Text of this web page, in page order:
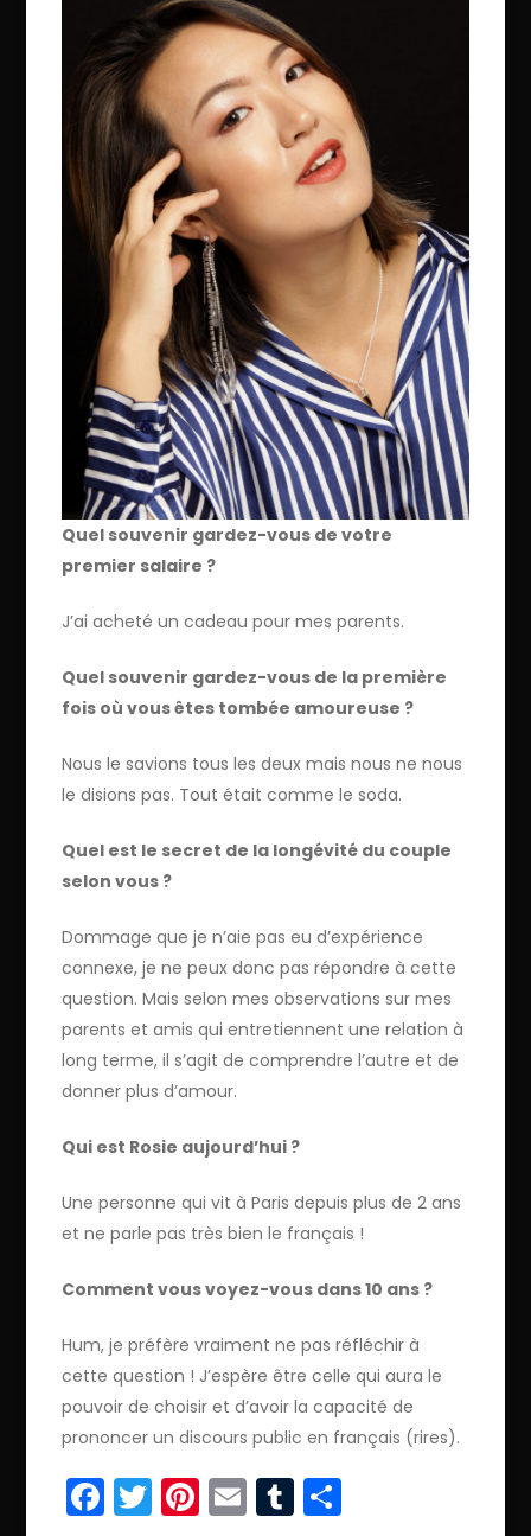
Quel souvenir gardez-vous de votre
premier salaire ?
J’ai acheté un cadeau pour mes parents.
Quel souvenir gardez-vous de la première
fois où vous êtes tombée amoureuse ?
Nous le savions tous les deux mais nous ne nous
le disions pas. Tout était comme le soda.
Quel est le secret de la longévité du couple
selon vous ?
Dommage que je n’aie pas eu d’expérience
connexe, je ne peux donc pas répondre à cette
question. Mais selon mes observations sur mes
parents et amis qui entretiennent une relation à
long terme, il s’agit de comprendre l’autre et de
donner plus d’amour.
Qui est Rosie aujourd’hui ?
Une personne qui vit à Paris depuis plus de 2 ans
et ne parle pas très bien le français !
Comment vous voyez-vous dans 10 ans ?
Hum, je préfère vraiment ne pas réfléchir à
cette question ! J’espère être celle qui aura le
pouvoir de choisir et d’avoir la capacité de
prononcer un discours public en français (rires).
Facebook
Twitter
Pinterest
EmailTumblr